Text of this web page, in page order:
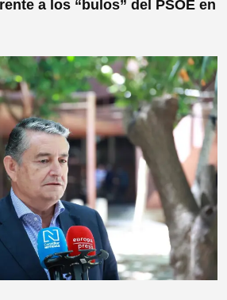
a los “bulos” del PSOE en